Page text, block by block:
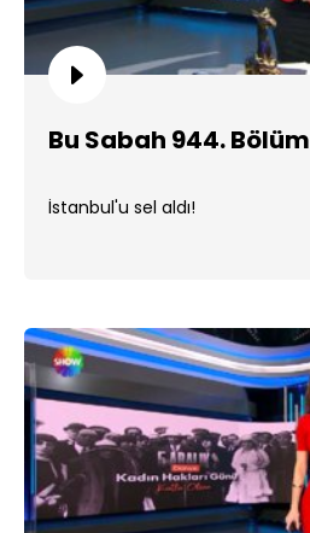
Bu Sabah 944. Bölüm
İstanbul'u sel aldı!